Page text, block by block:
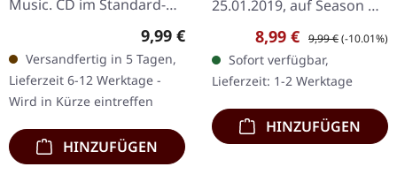
Music. CD im Standard-
Jewelcase mit 20-seitigem
Booklet. Cradle of Filth
entfesselten mit…
Regulärer Preis:
9,99 €
Versandfertig in 5 Tagen,
Lieferzeit 6-12 Werktage -
Wird in Kürze eintreffen
HINZUFÜGEN
25.01.2019, auf Season Of
Mist Underground
Activists. CD im 3-Panel-
Digipak. Altarage liefern
mit The…
Verkaufspreis:
8,99 € Regulärer Preis:
9,99 €(-10.01%)
Sofort verfügbar,
Lieferzeit: 1-2 Werktage
HINZUFÜGEN